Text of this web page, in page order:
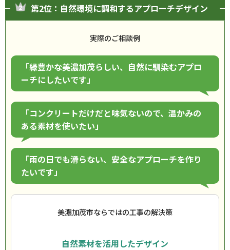
第2位：自然環境に調和するアプローチデザイン
実際のご相談例
「緑豊かな美濃加茂らしい、自然に馴染むアプロ
ーチにしたいです」
「コンクリートだけだと味気ないので、温かみの
ある素材を使いたい」
「雨の日でも滑らない、安全なアプローチを作り
たいです」
美濃加茂市ならではの工事の解決策
自然素材を活用したデザイン